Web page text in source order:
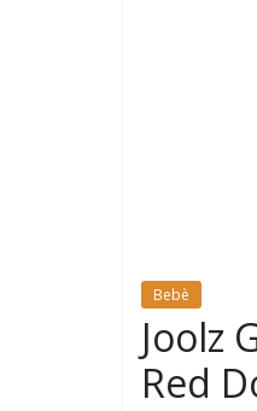
Bebè
Joolz
Red